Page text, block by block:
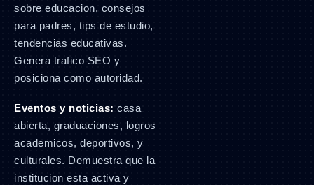
sobre educacion, consejos
para padres, tips de estudio,
tendencias educativas.
Genera trafico SEO y
posiciona como autoridad.
Eventos y noticias: casa
abierta, graduaciones, logros
academicos, deportivos, y
culturales. Demuestra que la
institucion esta activa y